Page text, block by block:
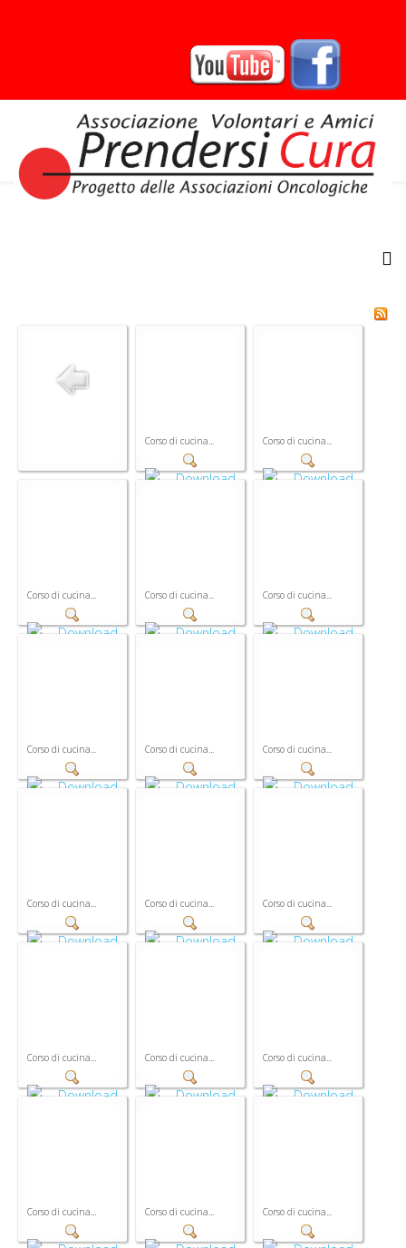
Corso di cucina... Corso di cucina...
Corso di cucina... Corso di cucina... Corso di cucina...
Corso di cucina... Corso di cucina... Corso di cucina...
Corso di cucina... Corso di cucina... Corso di cucina...
Corso di cucina... Corso di cucina... Corso di cucina...
Corso di cucina... Corso di cucina... Corso di cucina...